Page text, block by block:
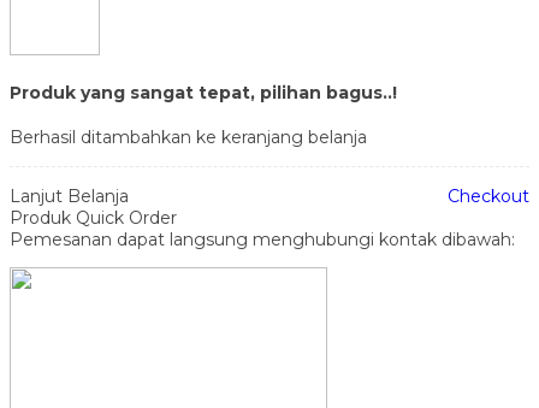
Produk yang sangat tepat, pilihan bagus..!
Berhasil ditambahkan ke keranjang belanja
Lanjut Belanja
Checkout
Produk Quick Order
Pemesanan dapat langsung menghubungi kontak dibawah: